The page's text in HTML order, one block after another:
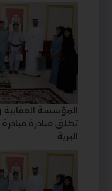
المؤسسة العقابية
تطلق مبادرة مبادرة
البرية